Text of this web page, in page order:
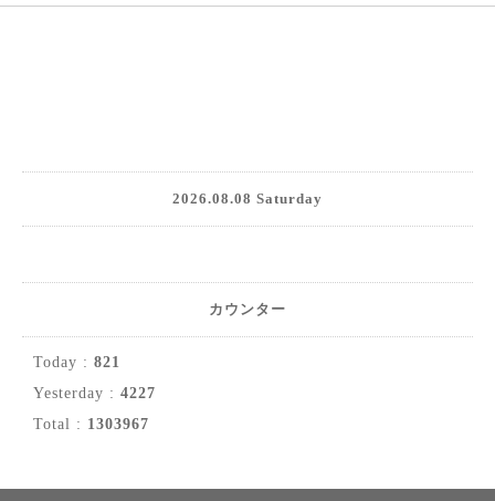
2026.08.08 Saturday
カウンター
Today : 821
Yesterday : 4227
Total : 1303967